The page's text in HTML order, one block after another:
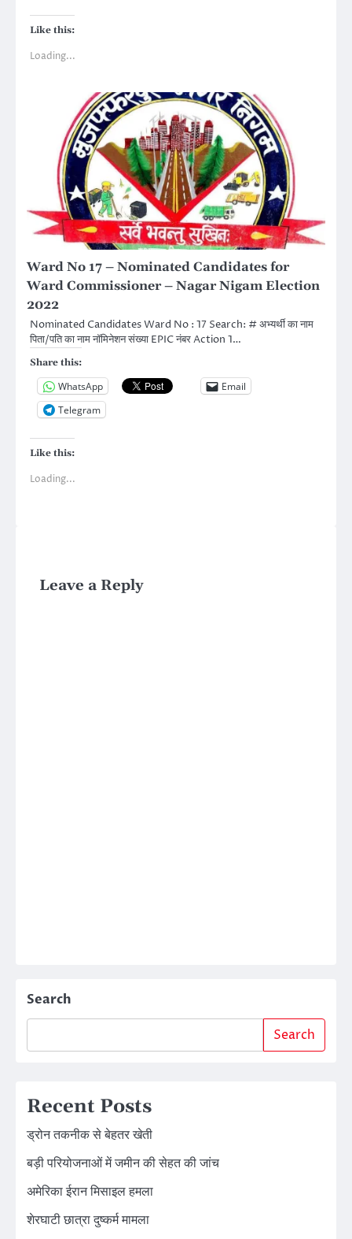
Like this:
Loading...
Ward No 17 – Nominated Candidates for
Ward Commissioner – Nagar Nigam Election
2022
Nominated Candidates Ward No : 17 Search: # अभ्यर्थी का नाम
पिता/पति का नाम नॉमिनेशन संख्या EPIC नंबर Action 1…
Share this:
WhatsApp
Email
Telegram
Like this:
Loading...
Leave a Reply
Search
Search
Recent Posts
ड्रोन तकनीक से बेहतर खेती
बड़ी परियोजनाओं में जमीन की सेहत की जांच
अमेरिका ईरान मिसाइल हमला
शेरघाटी छात्रा दुष्कर्म मामला